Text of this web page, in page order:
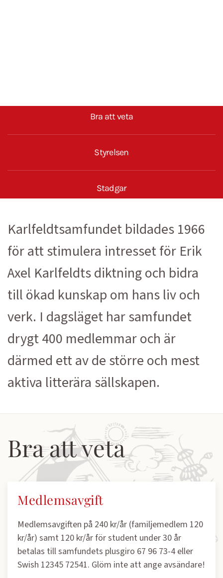
Bra att veta
Styrelsen
Stadgar
Karlfeldtsamfundet bildades 1966
för att stimulera intresset för Erik
Axel Karlfeldts diktning och bidra
till ökad kunskap om hans liv och
verk. I dagsläget har samfundet
drygt 400 medlemmar och är
därmed ett av de större och mest
aktiva litterära sällskapen.
Bra att veta
Medlemsavgift
Medlemsavgiften på 240 kr/år (familjemedlem 120
kr/år) samt 120 kr/år för student under 30 år
betalas till samfundets plusgiro 67 96 73-4 eller
Swish 12345 72541. Glöm inte att ange avsändare!